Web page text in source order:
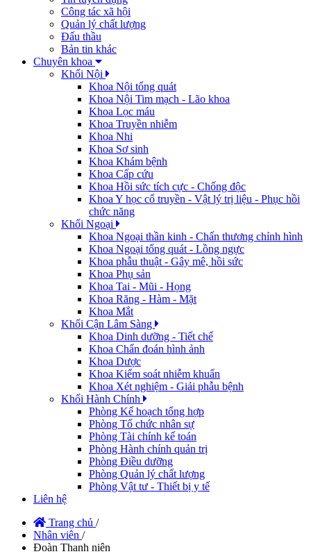
Công tác xã hội
Quản lý chất lượng
Đấu thầu
Bản tin khác
Chuyên khoa
Khối Nội
Khoa Nội tổng quát
Khoa Nội Tim mạch - Lão khoa
Khoa Lọc máu
Khoa Truyền nhiễm
Khoa Nhi
Khoa Sơ sinh
Khoa Khám bệnh
Khoa Cấp cứu
Khoa Hồi sức tích cực - Chống độc
Khoa Y học cổ truyền - Vật lý trị liệu - Phục hồi
chức năng
Khối Ngoại
Khoa Ngoại thần kinh - Chấn thương chỉnh hình
Khoa Ngoại tổng quát - Lồng ngực
Khoa phẫu thuật - Gây mê, hồi sức
Khoa Phụ sản
Khoa Tai - Mũi - Họng
Khoa Răng - Hàm - Mặt
Khoa Mắt
Khối Cận Lâm Sàng
Khoa Dinh dưỡng - Tiết chế
Khoa Chẩn đoán hình ảnh
Khoa Dược
Khoa Kiểm soát nhiễm khuẩn
Khoa Xét nghiệm - Giải phẫu bệnh
Khối Hành Chính
Phòng Kế hoạch tổng hợp
Phòng Tổ chức nhân sự
Phòng Tài chính kế toán
Phòng Hành chính quản trị
Phòng Điều dưỡng
Phòng Quản lý chất lượng
Phòng Vật tư - Thiết bị y tế
Liên hệ
Trang chủ /
Nhân viên /
Đoàn Thanh niên